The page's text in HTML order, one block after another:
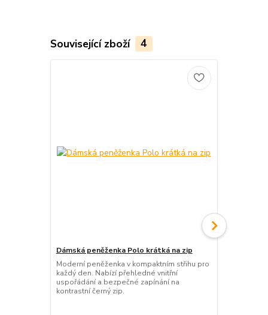
Související zboží 4
Dámská peněženka Polo krátká na zip
Moderní peněženka v kompaktním střihu pro
každý den. Nabízí přehledné vnitřní
uspořádání a bezpečné zapínání na
kontrastní černý zip.